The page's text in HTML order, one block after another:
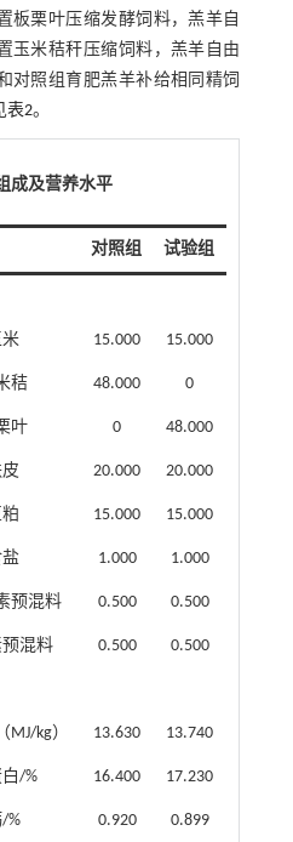
板栗叶压缩发酵饲料，羔羊自
玉米秸秆压缩饲料，羔羊自由
对照组育肥羔羊补给相同精饲
表2。
成及营养水平
对照组 试验组
15.000 15.000
秸 48.000 0
叶 0 48.000
20.000 20.000
15.000 15.000
1.000 1.000
预混料 0.500 0.500
混料 0.500 0.500
kg） 13.630 13.740
/% 16.400 17.230
% 0.920 0.899